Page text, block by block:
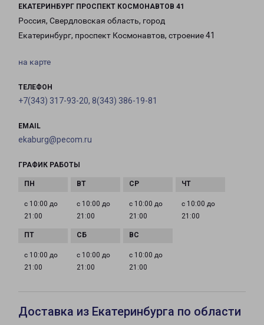
ЕКАТЕРИНБУРГ ПРОСПЕКТ КОСМОНАВТОВ 41
Россия, Свердловская область, город
Екатеринбург, проспект Космонавтов, строение 41
на карте
ТЕЛЕФОН
+7(343) 317-93-20, 8(343) 386-19-81
EMAIL
ekaburg@pecom.ru
ГРАФИК РАБОТЫ
с 10:00 до
21:00
с 10:00 до
21:00
с 10:00 до
21:00
с 10:00 до
21:00
с 10:00 до
21:00
с 10:00 до
21:00
с 10:00 до
21:00
Доставка из Екатеринбурга по области